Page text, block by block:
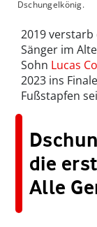
Dschungelkönig.
2019
Sänger im
Sohn Lucas
2023 ins
Fußstapfen
die
Alle